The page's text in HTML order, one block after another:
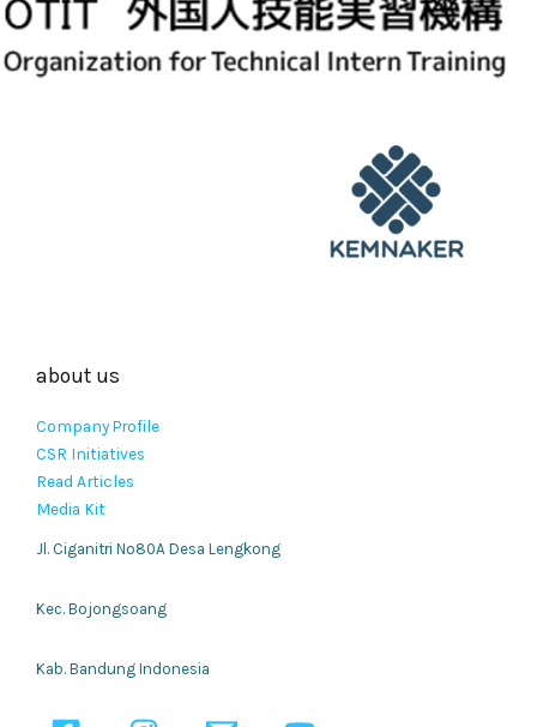
about us
Company Profile
CSR Initiatives
Read Articles
Media Kit
Jl. Ciganitri No80A Desa Lengkong
Kec. Bojongsoang
Kab. Bandung Indonesia